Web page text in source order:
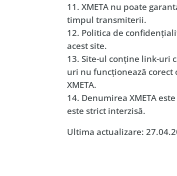
XMETA nu poate
timpul transmiterii.
Politica de
acest site.
Site-ul conţine link-uri
uri nu funcţionează
XMETA.
Denumirea XMETA
este strict interzisă.
Ultima actualizare: